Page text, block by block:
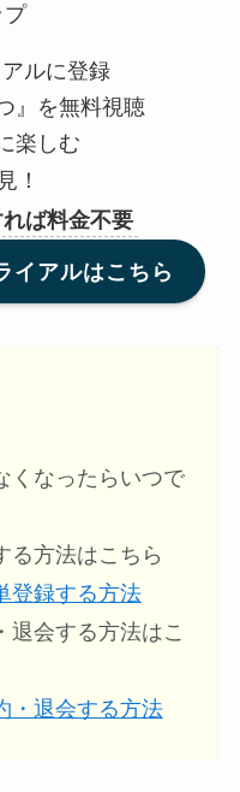
プ
ルに登録
』を無料視聴
楽しむ
！
ば料金不要
イアルはこちら
くなったらいつで
る方法はこちら
登録する方法
退会する方法はこ
・退会する方法